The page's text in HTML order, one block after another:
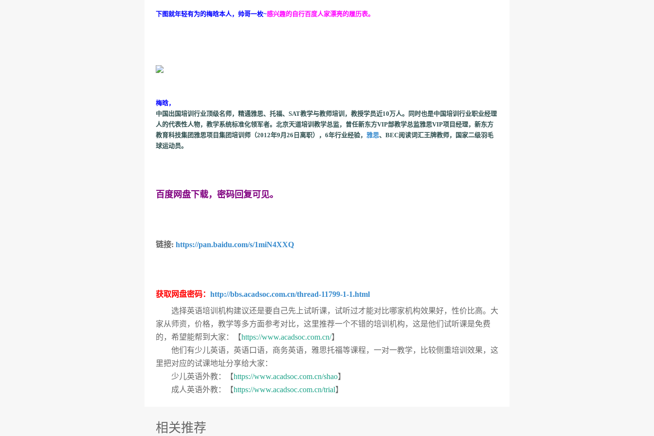
下图就年轻有为的梅晗本人，帅哥一枚~感兴趣的自行百度人家漂亮的履历表。
梅晗，
中国出国培训行业顶级名师，精通雅思、托福、SAT教学与教师培训，教授学员近10万人。同时也是中国培训行业职业经理
人的代表性人物，教学系统标准化领军者。北京天道培训教学总监，曾任新东方VIP部教学总监雅思VIP项目经理，新东方
教育科技集团雅思项目集团培训师（2012年9月26日离职），6年行业经验， 雅思、BEC阅读词汇王牌教师，国家二级羽毛
球运动员。
百度网盘下载，密码回复可见。
链接: https://pan.baidu.com/s/1miN4XXQ
获取网盘密码： http://bbs.acadsoc.com.cn/thread-11799-1-1.html
选择英语培训机构建议还是要自己先上试听课，试听过才能对比哪家机构效果好，性价比高。大
家从师资，价格，教学等多方面参考对比，这里推荐一个不错的培训机构，这是他们试听课是免费
的，希望能帮到大家：【https://www.acadsoc.com.cn/】
他们有少儿英语，英语口语，商务英语，雅思托福等课程，一对一教学，比较侧重培训效果，这
里把对应的试课地址分享给大家：
少儿英语外教：【https://www.acadsoc.com.cn/shao】
成人英语外教：【https://www.acadsoc.com.cn/trial】
相关推荐